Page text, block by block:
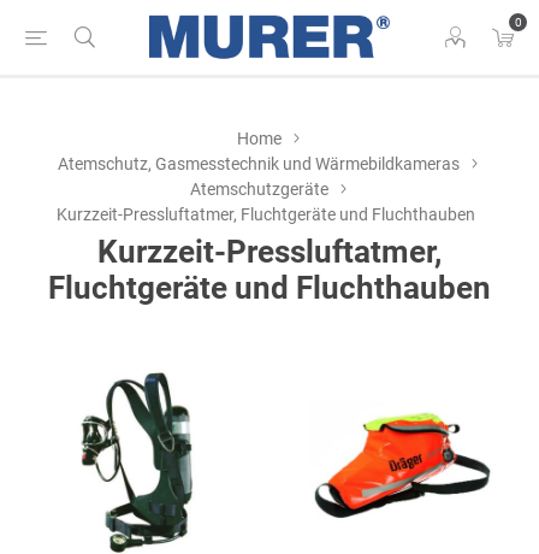
0
Home
Atemschutz, Gasmesstechnik und Wärmebildkameras
Atemschutzgeräte
Kurzzeit-Pressluftatmer, Fluchtgeräte und Fluchthauben
Kurzzeit-Pressluftatmer,
Fluchtgeräte und Fluchthauben